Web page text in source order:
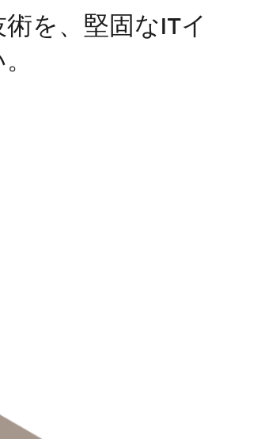
を、堅固なITイ